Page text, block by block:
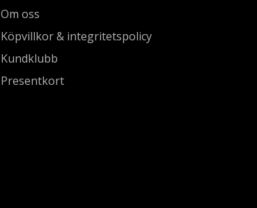
Om oss
Köpvillkor & integritetspolicy
Kundklubb
Presentkort